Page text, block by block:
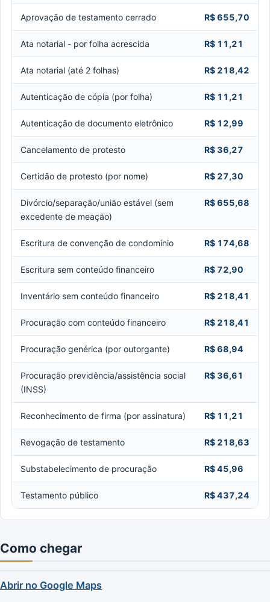
Aprovação de testamento cerrado R$ 655,70
Ata notarial - por folha acrescida R$ 11,21
Ata notarial (até 2 folhas) R$ 218,42
Autenticação de cópia (por folha) R$ 11,21
Autenticação de documento eletrônico R$ 12,99
Cancelamento de protesto R$ 36,27
Certidão de protesto (por nome) R$ 27,30
Divórcio/separação/união estável (sem
excedente de meação)
R$ 655,68
Escritura de convenção de condomínio R$ 174,68
Escritura sem conteúdo financeiro R$ 72,90
Inventário sem conteúdo financeiro R$ 218,41
Procuração com conteúdo financeiro R$ 218,41
Procuração genérica (por outorgante) R$ 68,94
Procuração previdência/assistência social
(INSS)
R$ 36,61
Reconhecimento de firma (por assinatura) R$ 11,21
Revogação de testamento R$ 218,63
Substabelecimento de procuração R$ 45,96
Testamento público R$ 437,24
Como chegar
Abrir no Google Maps